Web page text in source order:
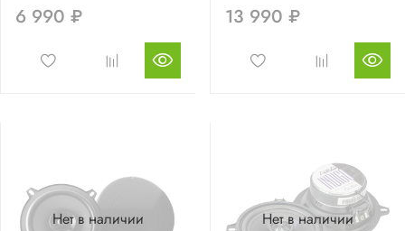
6 990 ₽ 13 990 ₽
Нет в наличии Нет в наличии